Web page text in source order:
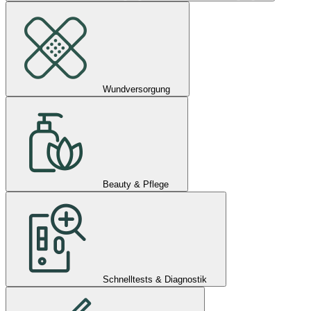
Wundversorgung
Beauty & Pflege
Schnelltests & Diagnostik